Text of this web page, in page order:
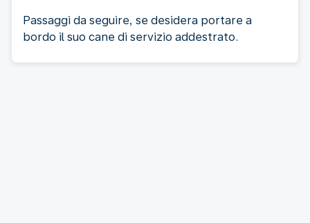
Passaggi da seguire, se desidera portare a
bordo il suo cane di servizio addestrato.